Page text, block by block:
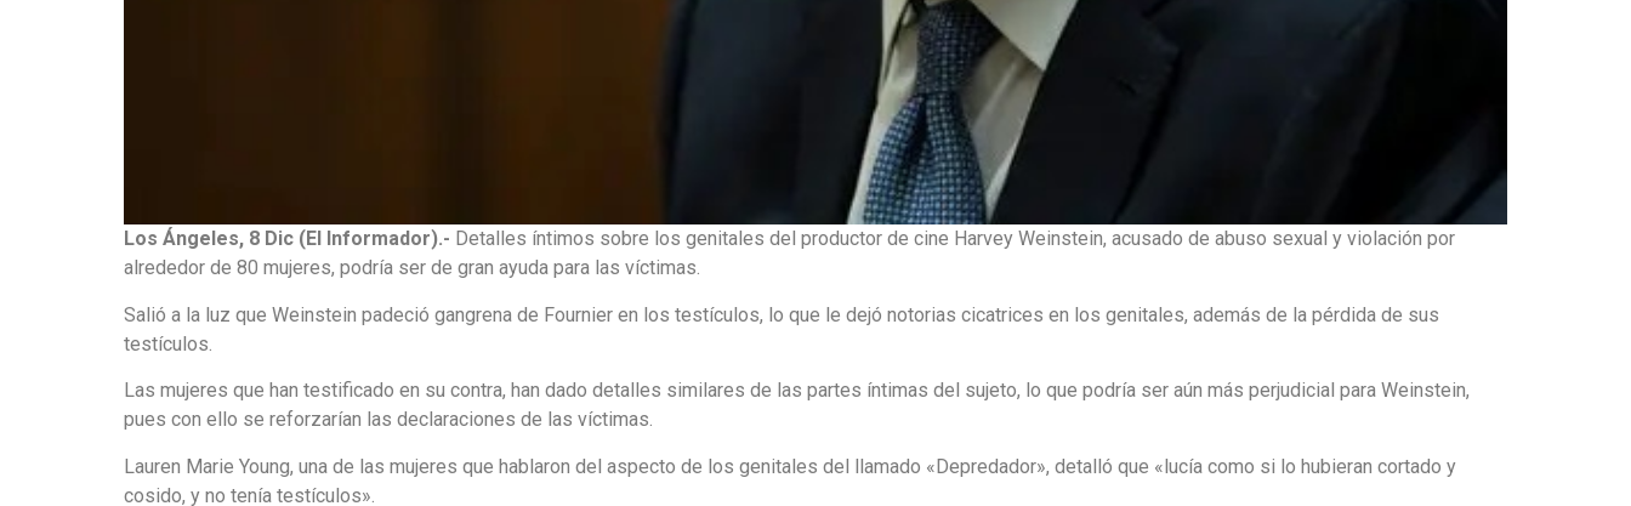
Los Ángeles, 8 Dic (El Informador).- Detalles íntimos sobre los genitales del productor de cine Harvey Weinstein, acusado de abuso sexual y violación por
alrededor de 80 mujeres, podría ser de gran ayuda para las víctimas.
Salió a la luz que Weinstein padeció gangrena de Fournier en los testículos, lo que le dejó notorias cicatrices en los genitales, además de la pérdida de sus
testículos.
Las mujeres que han testificado en su contra, han dado detalles similares de las partes íntimas del sujeto, lo que podría ser aún más perjudicial para Weinstein,
pues con ello se reforzarían las declaraciones de las víctimas.
Lauren Marie Young, una de las mujeres que hablaron del aspecto de los genitales del llamado «Depredador», detalló que «lucía como si lo hubieran cortado y
cosido, y no tenía testículos».